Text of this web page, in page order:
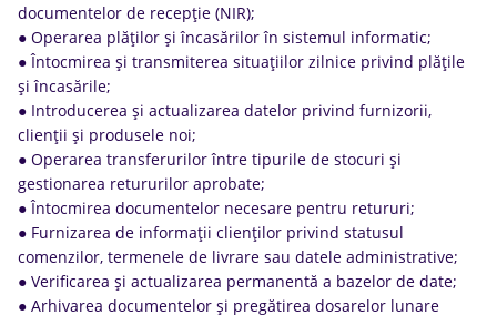
documentelor de recepție (NIR);
● Operarea plăților și încasărilor în sistemul informatic;
● Întocmirea și transmiterea situațiilor zilnice privind plățile
și încasările;
● Introducerea și actualizarea datelor privind furnizorii,
clienții și produsele noi;
● Operarea transferurilor între tipurile de stocuri și
gestionarea retururilor aprobate;
● Întocmirea documentelor necesare pentru retururi;
● Furnizarea de informații clienților privind statusul
comenzilor, termenele de livrare sau datele administrative;
● Verificarea și actualizarea permanentă a bazelor de date;
● Arhivarea documentelor și pregătirea dosarelor lunare